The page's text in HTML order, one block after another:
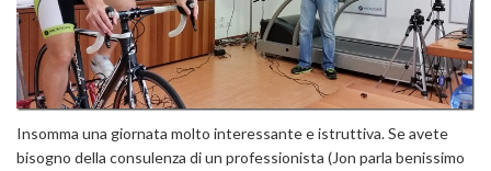
Insomma una giornata molto interessante e istruttiva. Se avete
bisogno della consulenza di un professionista (Jon parla benissimo